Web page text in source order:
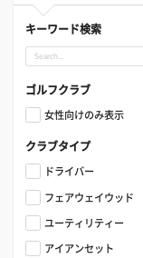
キーワード検索
ゴルフクラブ
女性向けのみ表示
クラブタイプ
ドライバー
フェアウェイウッド
ユーティリティー
アイアンセット